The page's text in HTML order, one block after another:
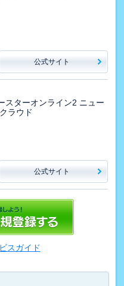
公式サイト
スターオンライン2 ニュー
ラウド
公式サイト
スガイド